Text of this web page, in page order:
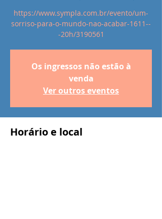
https://www.sympla.com.br/evento/um-
sorriso-para-o-mundo-nao-acabar-1611--
-20h/3190561
Os ingressos não estão à
venda
Ver outros eventos
Horário e local